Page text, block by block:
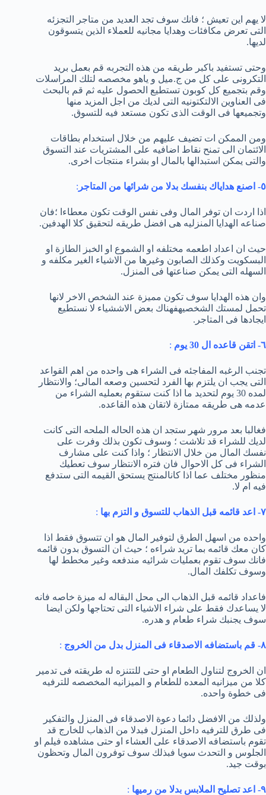
لا يهم اين تعيش ؛ فانك سوف تجد العديد من متاجر التجزئه
التى تعرض مكافئات وهدايا مجانيه للعملاء الذين يتسوقون
لديها.
وحتى تستفيد باكبر طريقه من هذه التجربه قم بعمل بريد
التكرونى على كل من ج.ميل و ياهو مخصصه لتلك المراسلات
وقم بتجميع كل كوبون تستطيع الحصول عليه ثم قم بالبحث
فى العناوين الالتكتونيه التى لديك من اجل المزيد منها
وتجميعها فى الوقت الذى تكون مستعد فيه للتسوق.
ومن الممكن ات تضيف عليهم من خلال استخدام بطاقات
الائتمان الى تمنح نقاط اضافيه على المشتريات عند التسوق
والتى يمكن استبدالها بالمال او بشراء منتجات اخرى.
٥- اصنع هداياك بنفسك بدلا من شرائها من المتاجر :
اذا اردت ان توفر المال وفى نفس الوقت تكون معطاءا ؛فان
صناعه الهدايا المنزليه هى افضل طريقه لتحقيق كلا الهدفين.
حيث ان اعداد اطعمه مختلفه او الشموع او الخبز الطازة او
البسكويت وكذلك الصابون وغيرها من الاشياء الغير مكلفه و
السهله التى يمكن صناعتها فى المنزل.
وان هذه الهدايا سوف تكون مميزة عند الشخص الاخر لانها
تحمل لمستك الشخصيهفهناك بعض الاششياء لا نستطيع
ايجادها فى المتاجر.
٦- اتقن قاعده ال 30 يوم :
تجنب الرغبه المفاجئه فى الشراء هى واحده من اهم القواعد
التى يجب ان يلتزم بها الفرد لتحسين وصعه المالى؛ والانتظار
لمده 30 يوم لتحديد ما اذا كنت ستقوم بعمليه الشراء من
عدمه هى طريقه ممتازة لاتقان هذه القاعده.
فغالبا بعد مرور شهر ستجد ان هذه الحاله الملحه التى كانت
لديك للشراء قد تلاشت ؛ وسوف تكون بذلك وفرت على
نفسك المال من خلال الانتظار ؛ واذا كنت على مشارف
الشراء فى كل الاحوال فان فتره الانتظار سوف تعطيك
منظور مختلف عما اذا كانالمنتج يستحق القيمه التى ستدفع
فيه ام لا.
٧- اعد قائمه قبل الذهاب للتسوق و التزم بها :
واحده من اسهل الطرق لتوفير المال هو ان تتسوق فقط اذا
كان معك قائمه بما تريد شراءه ؛ حيث ان التسوق بدون قائمه
فانك سوف تقوم بعمليات شرائيه مندفعه وغير مخطط لها
وسوف تكلفك المال.
فاعداد قائمه قبل الذهاب الى محل البقاله له ميزة خاصه فانه
لا يساعدك فقط على شراء الاشياء التى تحتاجها ولكن ايضا
سوف يجنبك شراء طعام و هدره.
٨- قم باستضافه الاصدقاء فى المنزل بدل من الخروج :
ان الخروج لتناول الطعام او حتى للتتنزه له طريقته فى تدمير
كلا من ميزانيه المعده للطعام و الميزانيه المخصصه للترفيه
فى خطوة واحده.
ولذلك من الافضل دائما دعوة الاصدقاء فى المنزل والتفكير
فى طرق للترفيه داخل المنزل فبدلا من الذهاب للخارج قد
تقوم باستضافه الاصدقاء على العشاء او حتى مشاهده فيلم او
الجلوس و التحدث سويا فبذلك سوف توفرون المال وتحظون
بوقت جيد.
٩- اعد تصليح الملابس بدلا من رميها :